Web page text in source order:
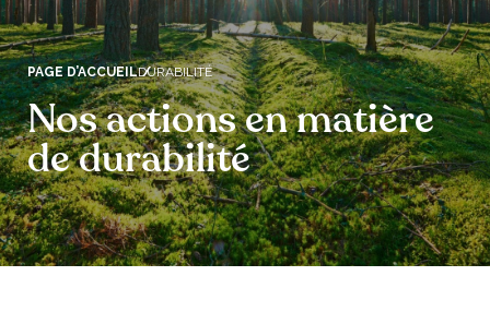
PAGE D’ACCUEILDURABILITÉ
Nos actions en matière
de durabilité